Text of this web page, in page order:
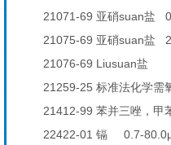
21071-69 亚硝suan盐
21075-69 亚硝suan盐
21076-69 Liusuan盐 5-
21259-25 标准法化学需
21412-99 苯并三唑，甲
22422-01 镉 0.7-